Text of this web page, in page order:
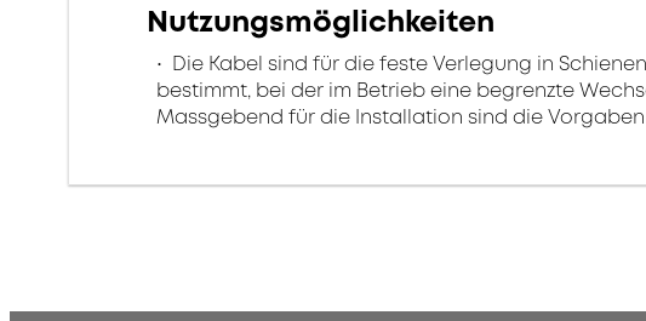
Nutzungsmöglichkeiten
Die Kabel sind für die feste Verlegung in
bestimmt, bei der im Betrieb eine begrenzte
Massgebend für die Installation sind die Vorgaben